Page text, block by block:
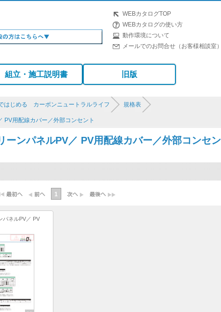
WEBカタログTOP
WEBカタログの使い方
動作環境について
メールでのお問合せ（お客様相談室）
組立・施工説明書 旧版
はじめる カーボンニュートラルライフ 規格表
PV用配線カバー／外部コンセント
ーンパネルPV／ PV用配線カバー／外部コンセン
1
パネルPV／ PV